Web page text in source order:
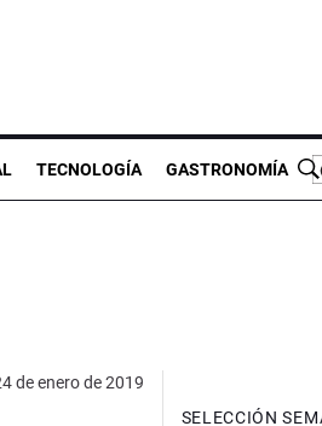
TECNOLOGÍA GASTRONOMÍA
de enero de 2019
SELECCIÓN